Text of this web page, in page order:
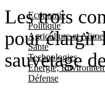
Economie
Politique
Agriculture et
Santé
Technologies
Energie,
Défense
Les trois
pour élargir
sauvetage